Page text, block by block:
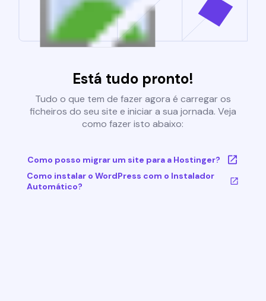
Está tudo pronto!
Tudo o que tem de fazer agora é carregar os
ficheiros do seu site e iniciar a sua jornada. Veja
como fazer isto abaixo:
Como posso migrar um site para a Hostinger?
Como instalar o WordPress com o Instalador
Automático?